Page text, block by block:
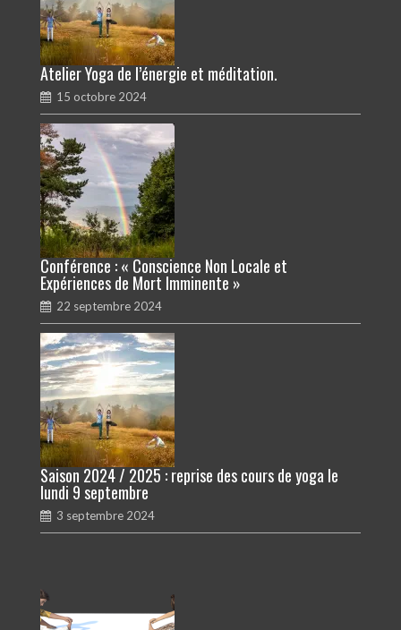
Atelier Yoga de l’énergie et méditation.
15 octobre 2024
Conférence : « Conscience Non Locale et
Expériences de Mort Imminente »
22 septembre 2024
Saison 2024 / 2025 : reprise des cours de yoga le
lundi 9 septembre
3 septembre 2024